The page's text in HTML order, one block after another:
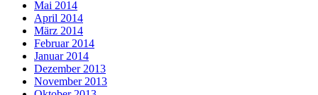
Mai 2014
April 2014
März 2014
Februar 2014
Januar 2014
Dezember 2013
November 2013